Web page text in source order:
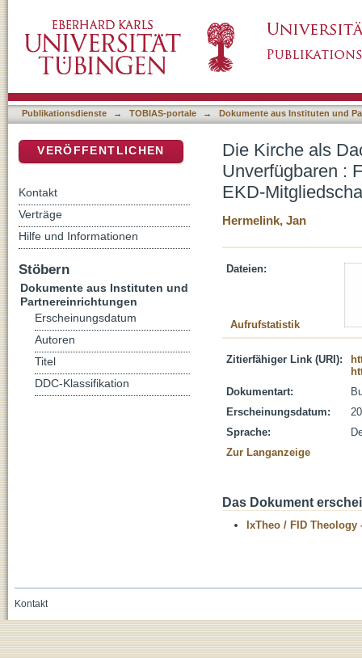
Selbstbildes im Spiegel der EKD-
Publikationsdienste → TOBIAS-portale → Dokumente aus Instituten und
Die Kirche als
Unverfügbaren :
EKD-
Hermelink, Jan
Dateien:
Aufrufstatistik
Zitierfähiger Link (URI):
Dokumentart:
Erscheinungsdatum:
Sprache:
Zur Langanzeige
Das Dokument
IxTheo / FID Theology
VERÖFFENTLICHEN
Kontakt
Verträge
Hilfe und Informationen
Stöbern
Dokumente aus Instituten und
Partnereinrichtungen
Erscheinungsdatum
Autoren
Titel
DDC-Klassifikation
Kontakt